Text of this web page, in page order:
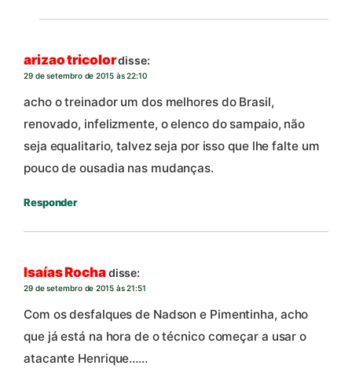
arizao tricolordisse:
29 de setembro de 2015 às 22:10
acho o treinador um dos melhores do Brasil,
renovado, infelizmente, o elenco do sampaio, não
seja equalitario, talvez seja por isso que lhe falte um
pouco de ousadia nas mudanças.
Responder
Isaías Rochadisse:
29 de setembro de 2015 às 21:51
Com os desfalques de Nadson e Pimentinha, acho
que já está na hora de o técnico começar a usar o
atacante Henrique……